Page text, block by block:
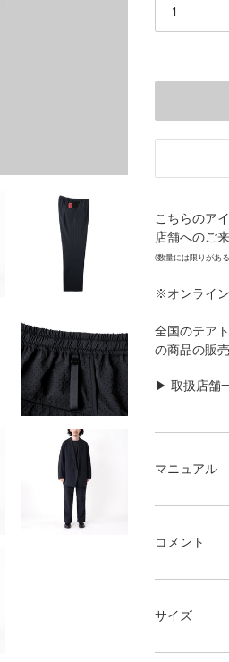
ト
に
商
を
加
す
こちらのア
店舗へのご
(数量には限りがあ
※オンライ
全国のテア
の商品の販
▶︎ 取扱店舗
マニュアル
コメント
サイズ